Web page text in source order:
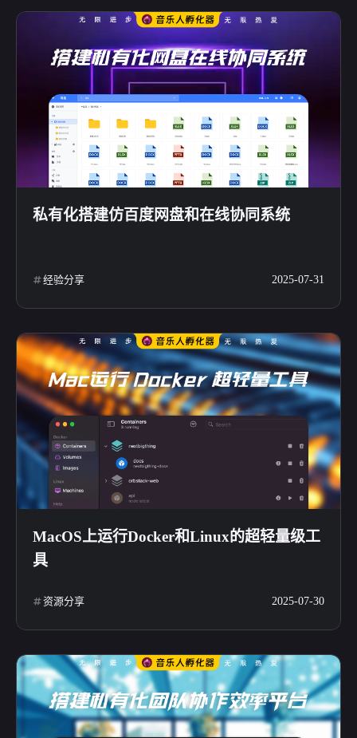
私有化搭建仿百度网盘和在线协同系统
经验分享 2025-07-31
MacOS上运行Docker和Linux的超轻量级工
具
资源分享 2025-07-30